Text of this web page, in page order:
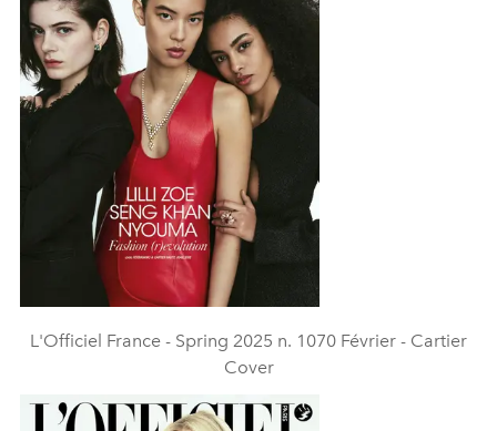
L'Officiel France - Spring 2025 n. 1070 Février - Cartier
Cover